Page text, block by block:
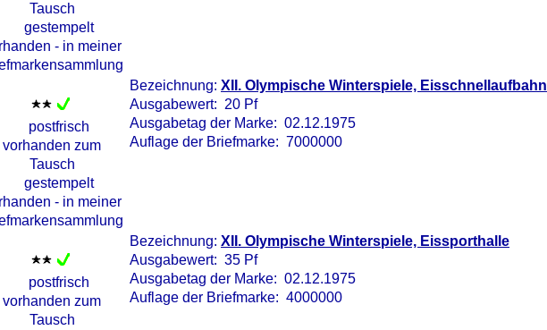
Bezeichnung: XII. Olympische Winterspiele, Eisschnellaufbahn
Ausgabewert: 20 Pf
Ausgabetag der Marke: 02.12.1975
Auflage der Briefmarke: 7000000
Bezeichnung: XII. Olympische Winterspiele, Eissporthalle
Ausgabewert: 35 Pf
Ausgabetag der Marke: 02.12.1975
Auflage der Briefmarke: 4000000